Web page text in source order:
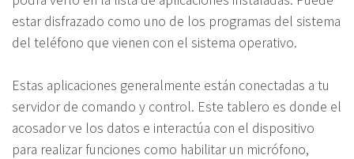
estar disfrazado como uno de los programas del sistema
del teléfono que vienen con el sistema operativo.
Estas aplicaciones generalmente están conectadas a tu
servidor de comando y control. Este tablero es donde el
acosador ve los datos e interactúa con el dispositivo
para realizar funciones como habilitar un micrófono,